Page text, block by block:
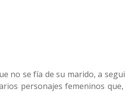
no se fía de su marido, a
personajes femeninos